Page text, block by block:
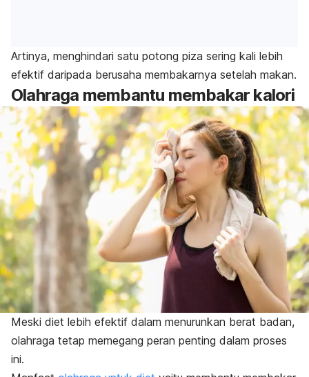
Artinya, menghindari satu potong piza sering kali lebih
efektif daripada berusaha membakarnya setelah makan.
Olahraga membantu membakar kalori
Meski diet lebih efektif dalam menurunkan berat badan,
olahraga tetap memegang peran penting dalam proses
ini.